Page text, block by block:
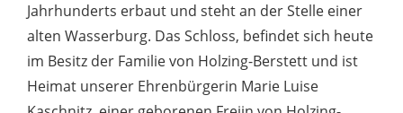
Jahrhunderts erbaut und steht an der Stelle einer
alten Wasserburg. Das Schloss, befindet sich heute
im Besitz der Familie von Holzing-Berstett und ist
Heimat unserer Ehrenbürgerin Marie Luise